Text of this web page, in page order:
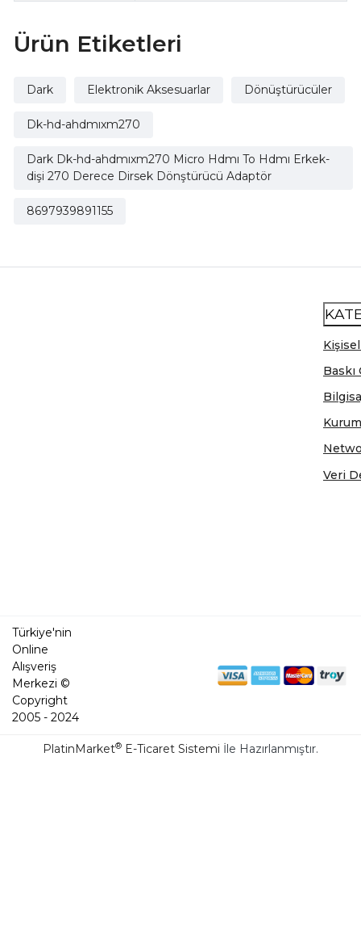
Ürün Etiketleri
Dark Elektronik Aksesuarlar Dönüştürücüler
Dk-hd-ahdmıxm270
Dark Dk-hd-ahdmıxm270 Micro Hdmı To Hdmı Erkek-
dişi 270 Derece Dirsek Dönştürücü Adaptör
8697939891155
Veri
Türkiye'nin
Online
Alışveriş
Merkezi ©
Copyright
2005 - 2024
PlatinMarket® E-Ticaret Sistemi İle Hazırlanmıştır.